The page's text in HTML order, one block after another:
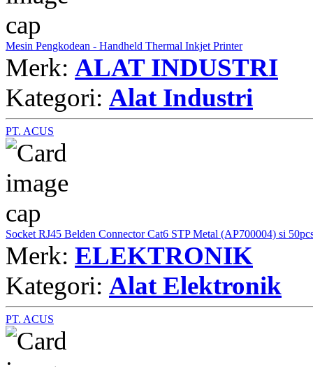
Mesin Pengkodean - Handheld Thermal Inkjet Printer
Merk: ALAT INDUSTRI
Kategori: Alat Industri
PT. ACUS
Socket RJ45 Belden Connector Cat6 STP Metal (AP700004) si
Merk: ELEKTRONIK
Kategori: Alat Elektronik
PT. ACUS